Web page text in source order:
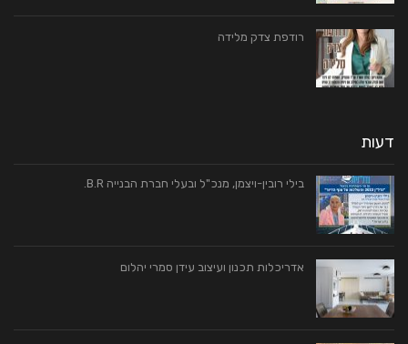
רודפת צדק מלידה
דעות
בילי רובין-ויצמן, מנכ"ל ובעלי חברת הבנייה B.R.
אדריכלות תכנון ועיצוב עידן סמרי יהלום